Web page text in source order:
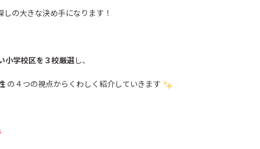
の大きな決め手になります！
小学校区を３校厳選し、
の４つの視点からくわしく紹介していきます